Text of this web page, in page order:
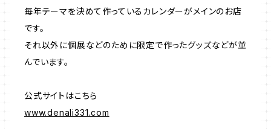
毎年テーマを決めて作っているカレンダーがメインのお店
です。
それ以外に個展などのために限定で作ったグッズなどが並
んでいます。
公式サイトはこちら
www.denali331.com